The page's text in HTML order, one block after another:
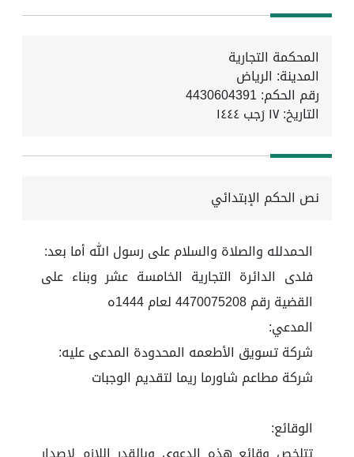
المحكمة التجارية
المدينة: الرياض
رقم الحكم: 4430604391
التاريخ:١٧ رَجب ١٤٤٤
نص الحكم الإبتدائي
الحمدلله والصلاة والسلام على رسول الله أما بعد:
فلدى الدائرة التجارية الخامسة عشر وبناء على
القضية رقم 4470075208 لعام 1444ه
المدعي:
شركة تسويق الأطعمه المحدودة المدعى عليه:
شركة مطاعم شاورما ريما لتقديم الوجبات
الوقائع: